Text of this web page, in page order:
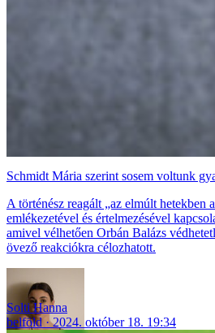
Schmidt Mária szerint sosem voltunk
A történész reagált „az elmúlt hetekben
emlékezetével és értelmezésével
amivel vélhetően Orbán Balázs
övező reakciókra célozhatott.
Solti Hanna
belföld
2024. október 18. 19:34